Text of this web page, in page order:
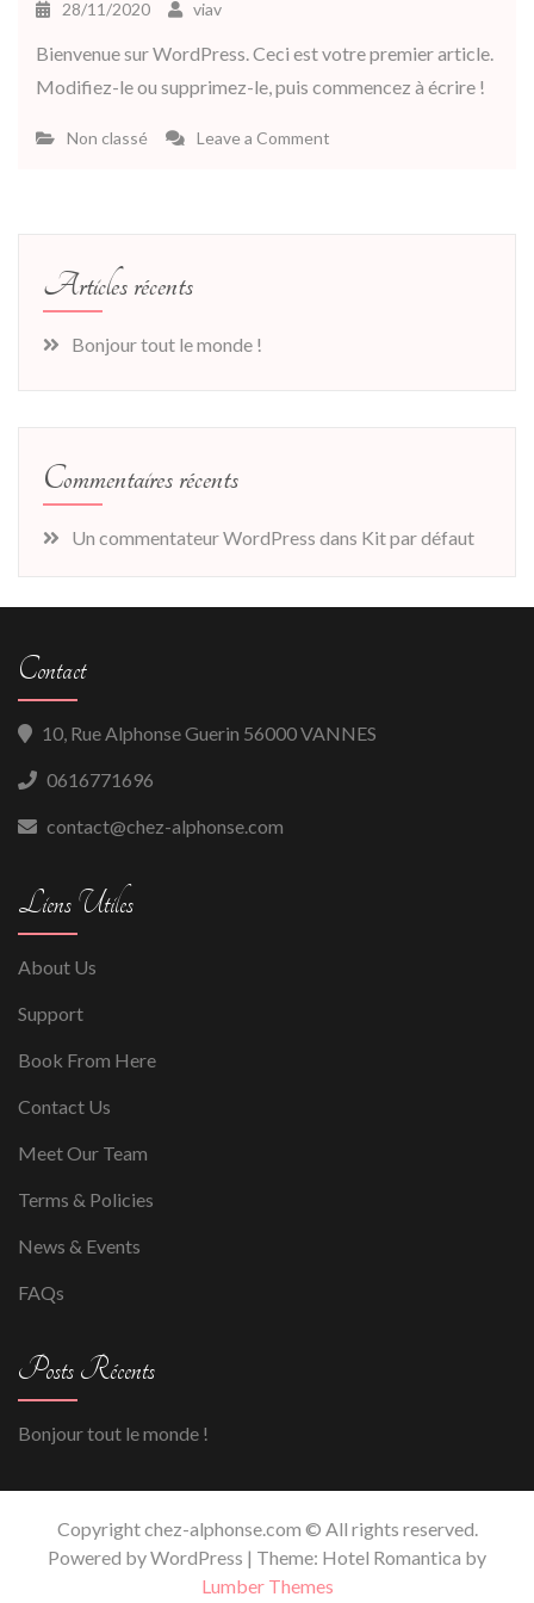
28/11/2020 viav
Bienvenue sur WordPress. Ceci est votre premier article.
Modifiez-le ou supprimez-le, puis commencez à écrire !
Non classé Leave a Comment
Articles récents
Bonjour tout le monde !
Commentaires récents
Un commentateur WordPress dans Kit par défaut
Contact
10, Rue Alphonse Guerin 56000 VANNES
0616771696
contact@chez-alphonse.com
Liens Utiles
About Us
Support
Book From Here
Contact Us
Meet Our Team
Terms & Policies
News & Events
FAQs
Posts Récents
Bonjour tout le monde !
Copyright chez-alphonse.com © All rights reserved.
Powered by WordPress | Theme: Hotel Romantica by
Lumber Themes